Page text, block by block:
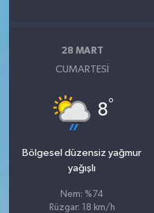
28 MART
CUMARTESI
8°
Bölgesel düzensiz yağmur
yağışlı
Nem: %74
Rüzgar: 18 km/h